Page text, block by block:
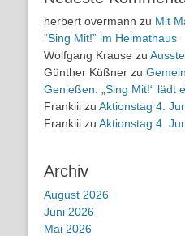
herbert overmann zu Mit
“Sing Mit!” im Heimathaus
Wolfgang Krause zu
Günther Küßner zu
Genießen: „Sing Mit!“ lädt
Frankiii zu Aktionstag 4.
Frankiii zu Aktionstag 4.
Archiv
August 2026
Juni 2026
Mai 2026